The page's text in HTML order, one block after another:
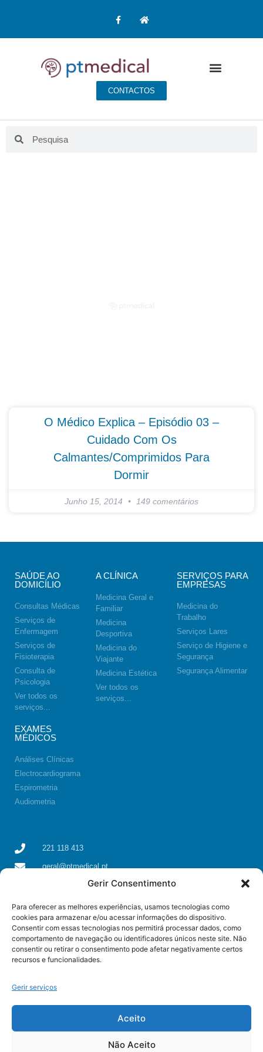
Gerir Consentimento
Para oferecer as melhores experiências, usamos tecnologias como
cookies para armazenar e/ou acessar informações do dispositivo.
Consentir com essas tecnologias nos permitirá processar dados, como
comportamento de navegação ou identificadores únicos neste site. Não
consentir ou retirar o consentimento pode afetar negativamente certos
recursos e funcionalidades.
Gerir serviços
Aceito
Não Aceito
CONTACTOS
O Médico Explica – Episódio 03 –
Cuidado Com Os
Calmantes/Comprimidos Para
Dormir
Junho 15, 2014 149 comentários
SAÚDE AO
DOMICÍLIO
Consultas Médicas
Serviços de
Enfermagem
Serviços de
Fisioterapia
Consulta de
Psicologia
Ver todos os
serviços...
A CLÍNICA
Medicina Geral e
Familiar
Medicina
Desportiva
Medicina do
Viajante
Medicina Estética
Ver todos os
serviços...
SERVIÇOS PARA
EMPRESAS
Medicina do
Trabalho
Serviços Lares
Serviço de Higiene e
Segurança
Segurança Alimentar
EXAMES
MÉDICOS
Análises Clínicas
Electrocardiograma
Espirometria
Audiometria
221 118 413
geral@ptmedical.pt
Rua dos Coriscos 39, 4425-051 Águas Santas, Maia